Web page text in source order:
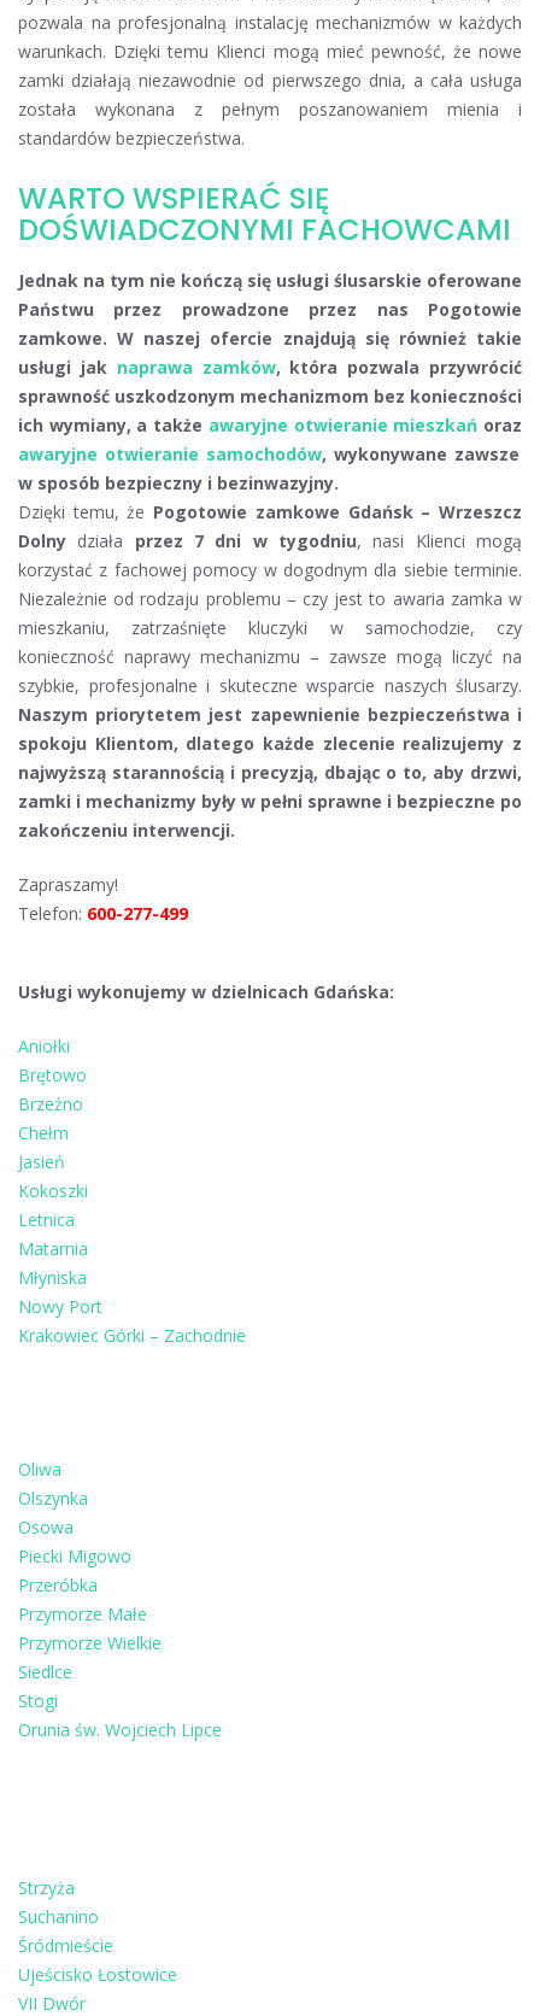
pozwala na profesjonalną instalację mechanizmów w każdych
warunkach. Dzięki temu Klienci mogą mieć pewność, że nowe
zamki działają niezawodnie od pierwszego dnia, a cała usługa
została wykonana z pełnym poszanowaniem mienia i
standardów bezpieczeństwa.
WARTO WSPIERAĆ SIĘ
DOŚWIADCZONYMI FACHOWCAMI
Jednak na tym nie kończą się usługi ślusarskie oferowane
Państwu przez prowadzone przez nas Pogotowie
zamkowe. W naszej ofercie znajdują się również takie
usługi jak naprawa zamków, która pozwala przywrócić
sprawność uszkodzonym mechanizmom bez konieczności
ich wymiany, a także awaryjne otwieranie mieszkań oraz
awaryjne otwieranie samochodów, wykonywane zawsze
w sposób bezpieczny i bezinwazyjny.
Dzięki temu, że Pogotowie zamkowe Gdańsk – Wrzeszcz
Dolny działa przez 7 dni w tygodniu, nasi Klienci mogą
korzystać z fachowej pomocy w dogodnym dla siebie terminie.
Niezależnie od rodzaju problemu – czy jest to awaria zamka w
mieszkaniu, zatrzaśnięte kluczyki w samochodzie, czy
konieczność naprawy mechanizmu – zawsze mogą liczyć na
szybkie, profesjonalne i skuteczne wsparcie naszych ślusarzy.
Naszym priorytetem jest zapewnienie bezpieczeństwa i
spokoju Klientom, dlatego każde zlecenie realizujemy z
najwyższą starannością i precyzją, dbając o to, aby drzwi,
zamki i mechanizmy były w pełni sprawne i bezpieczne po
zakończeniu interwencji.
Zapraszamy!
Telefon: 600-277-499
Usługi wykonujemy w dzielnicach Gdańska:
Aniołki
Brętowo
Brzeźno
Chełm
Jasień
Kokoszki
Letnica
Matarnia
Młyniska
Nowy Port
Krakowiec Górki – Zachodnie
Oliwa
Olszynka
Osowa
Piecki Migowo
Przeróbka
Przymorze Małe
Przymorze Wielkie
Siedlce
Stogi
Orunia św. Wojciech Lipce
Strzyża
Suchanino
Śródmieście
Ujeścisko Łostowice
VII Dwór